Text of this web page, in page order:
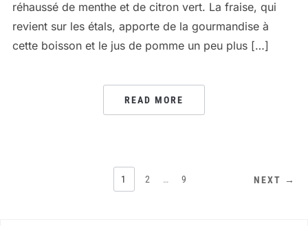
réhaussé de menthe et de citron vert. La fraise, qui
revient sur les étals, apporte de la gourmandise à
cette boisson et le jus de pomme un peu plus […]
READ MORE
1 2 … 9 NEXT →